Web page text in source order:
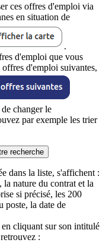
ces offres d'emploi via
en situation de
.
d'emploi que vous
d'emploi suivantes,
changer le
par exemple les trier
recherche
dans la liste, s'affichent :
nature du contrat et la
si précisé, les 200
poste, la date de
cliquant sur son intitulé
: